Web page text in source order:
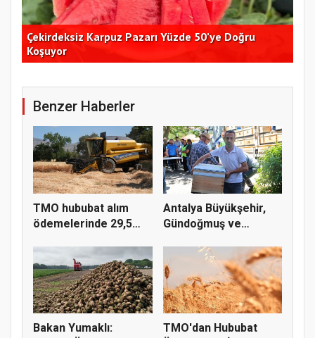
Çekirdeksiz Karpuz Pazarı Yüzde 50’ye Doğru
Koşuyor
Benzer Haberler
TMO hububat alım
ödemelerinde 29,5
Antalya Büyükşehir,
Gündoğmuş ve
Bakan Yumaklı:
TMO'dan Hububat